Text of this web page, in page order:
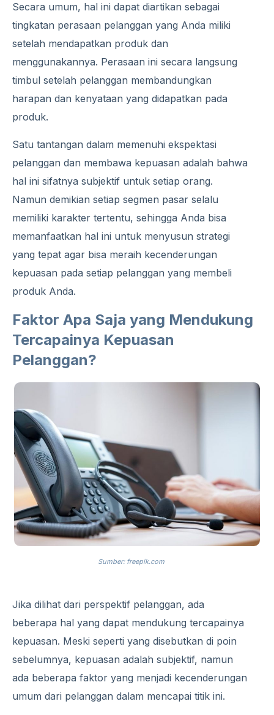
Secara umum, hal ini dapat diartikan sebagai
tingkatan perasaan pelanggan yang Anda miliki
setelah mendapatkan produk dan
menggunakannya. Perasaan ini secara langsung
timbul setelah pelanggan membandungkan
harapan dan kenyataan yang didapatkan pada
produk.
Satu tantangan dalam memenuhi ekspektasi
pelanggan dan membawa kepuasan adalah bahwa
hal ini sifatnya subjektif untuk setiap orang.
Namun demikian setiap segmen pasar selalu
memiliki karakter tertentu, sehingga Anda bisa
memanfaatkan hal ini untuk menyusun strategi
yang tepat agar bisa meraih kecenderungan
kepuasan pada setiap pelanggan yang membeli
produk Anda.
Faktor Apa Saja yang Mendukung
Tercapainya Kepuasan
Pelanggan?
Sumber: freepik.com
Jika dilihat dari perspektif pelanggan, ada
beberapa hal yang dapat mendukung tercapainya
kepuasan. Meski seperti yang disebutkan di poin
sebelumnya, kepuasan adalah subjektif, namun
ada beberapa faktor yang menjadi kecenderungan
umum dari pelanggan dalam mencapai titik ini.